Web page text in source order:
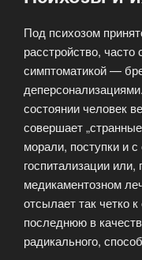
Под психозом
расстройство,
симптоматикой —
состоянии человек
совершает
морали, поступки и
госпитализации
медикаментозном
отсылает так четко
последнюю в
радикального,